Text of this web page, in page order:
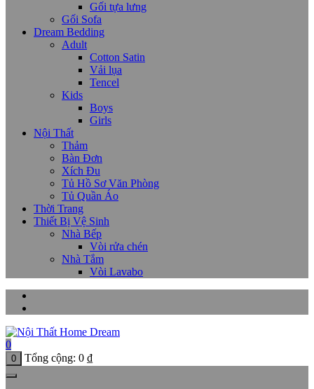
Gối tựa lưng
Gối Sofa
Dream Bedding
Adult
Cotton Satin
Vải lụa
Tencel
Kids
Boys
Girls
Nội Thất
Thảm
Bàn Đơn
Xích Đu
Tủ Hồ Sơ Văn Phòng
Tủ Quần Áo
Thời Trang
Thiết Bị Vệ Sinh
Nhà Bếp
Vòi rửa chén
Nhà Tắm
Vòi Lavabo
0
0 Tổng cộng: 0 ₫